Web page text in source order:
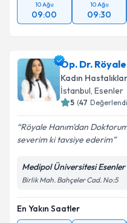
10 Ağu
09:00
10 Ağu
09:30
Op. Dr.
Kadın
İstanbul, Esenler
5 (47
Röyale Hanım'dan
severim ki tavsiye ederim
Medipol Üniversitesi
Birlik Mah. Bahçeler Cad. No:5
En Yakın Saatler